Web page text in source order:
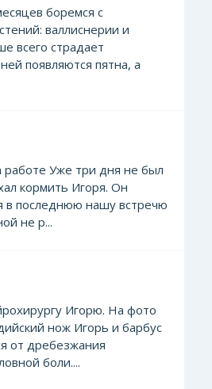
боремся с
валлиснерии и
всего страдает
появляются пятна, а
работе Уже три дня не был
кормить Игоря. Он
в последнюю нашу встречю
не р...
Игорю. На фото
нож Игорь и барбус
от дребезжания
боли....